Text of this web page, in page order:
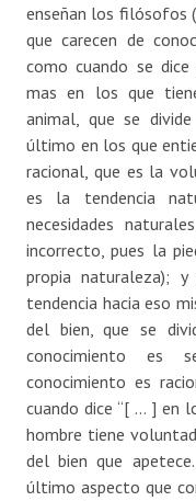
enseñan los filósofos
que carecen de
como cuando se
mas en los que
animal, que se
último en los que
racional, que es la
es la tendencia
necesidades
incorrecto, pues la
propia naturaleza);
tendencia hacia eso
del bien, que se
conocimiento es
conocimiento es
cuando dice “[ … ] en
hombre tiene
del bien que
último aspecto que